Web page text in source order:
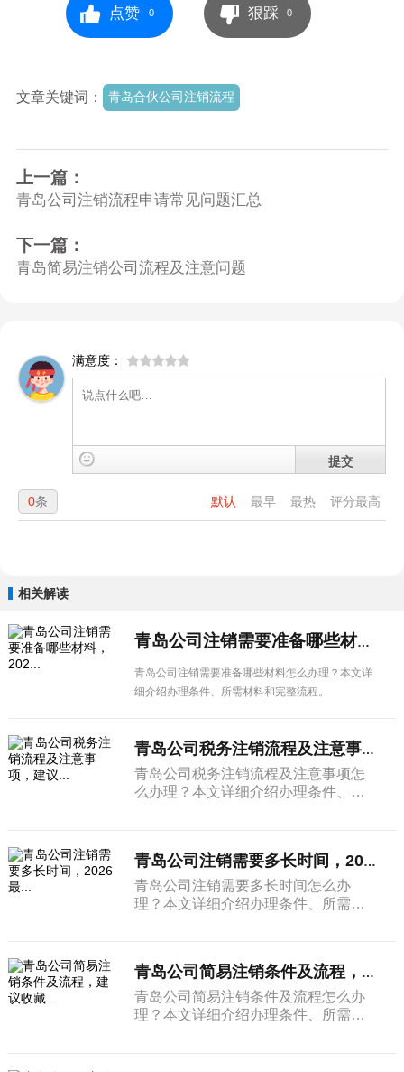
点赞 0 狠踩 0
文章关键词： 青岛合伙公司注销流程
上一篇：
青岛公司注销流程申请常见问题汇总
下一篇：
青岛简易注销公司流程及注意问题
满意度：
提交
默认 最早 最热 评分最高
0条
相关解读
青岛公司注销需要准备哪些材料，202...
青岛公司注销需要准备哪些材料怎么办理？本文详
细介绍办理条件、所需材料和完整流程。
青岛公司税务注销流程及注意事项，建议...
青岛公司税务注销流程及注意事项怎
么办理？本文详细介绍办理条件、所
青岛公司注销需要多长时间，2026最...
青岛公司注销需要多长时间怎么办
理？本文详细介绍办理条件、所需材
青岛公司简易注销条件及流程，建议收藏...
青岛公司简易注销条件及流程怎么办
理？本文详细介绍办理条件、所需材